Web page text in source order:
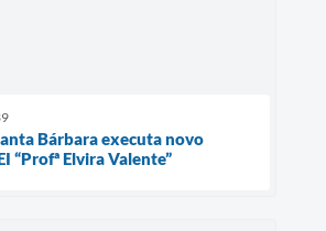
Bárbara executa novo
“Profª Elvira Valente”